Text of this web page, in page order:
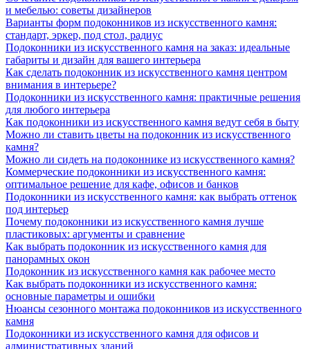
и мебелью: советы дизайнеров
Варианты форм подоконников из искусственного камня:
стандарт, эркер, под стол, радиус
Подоконники из искусственного камня на заказ: идеальные
габариты и дизайн для вашего интерьера
Как сделать подоконник из искусственного камня центром
внимания в интерьере?
Подоконники из искусственного камня: практичные решения
для любого интерьера
Как подоконники из искусственного камня ведут себя в быту
Можно ли ставить цветы на подоконник из искусственного
камня?
Можно ли сидеть на подоконнике из искусственного камня?
Коммерческие подоконники из искусственного камня:
оптимальное решение для кафе, офисов и банков
Подоконники из искусственного камня: как выбрать оттенок
под интерьер
Почему подоконники из искусственного камня лучше
пластиковых: аргументы и сравнение
Как выбрать подоконник из искусственного камня для
панорамных окон
Подоконник из искусственного камня как рабочее место
Как выбрать подоконники из искусственного камня:
основные параметры и ошибки
Нюансы сезонного монтажа подоконников из искусственного
камня
Подоконники из искусственного камня для офисов и
административных зданий